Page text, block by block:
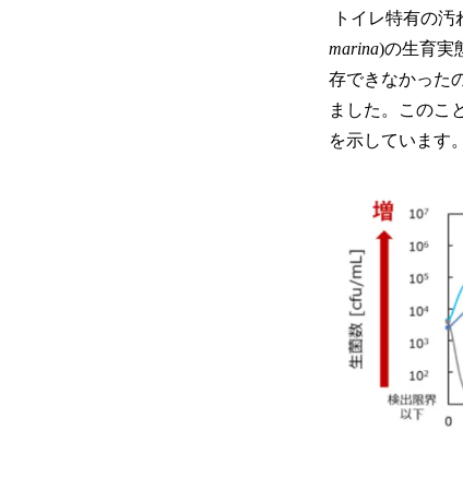
トイレ特有の
marina)の生育実
存できなかった
ました。このこ
を示しています。